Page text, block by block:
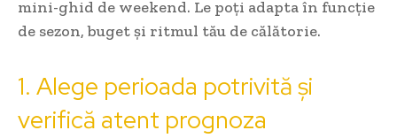
mini-ghid de weekend. Le poți adapta în funcție
de sezon, buget și ritmul tău de călătorie.
1. Alege perioada potrivită și
verifică atent prognoza